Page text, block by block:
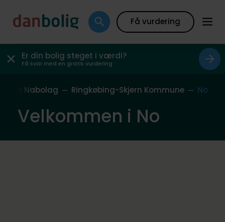
Få vurdering
Er din bolig steget i værdi?
Få svar med en gratis vurdering
Nabolag Ringkøbing-Skjern Kommune No
Velkommen i No